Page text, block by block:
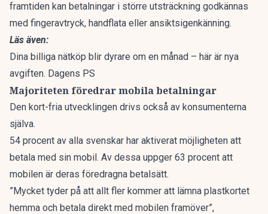
framtiden kan betalningar i större utsträckning godkännas
med fingeravtryck, handflata eller ansiktsigenkänning.
Läs även:
Dina billiga nätköp blir dyrare om en månad – här är nya
avgiften. Dagens PS
Majoriteten föredrar mobila betalningar
Den kort-fria utvecklingen drivs också av konsumenterna
själva.
54 procent av alla svenskar har aktiverat möjligheten att
betala med sin mobil. Av dessa uppger 63 procent att
mobilen är deras föredragna betalsätt.
”Mycket tyder på att allt fler kommer att lämna plastkortet
hemma och betala direkt med mobilen framöver”,